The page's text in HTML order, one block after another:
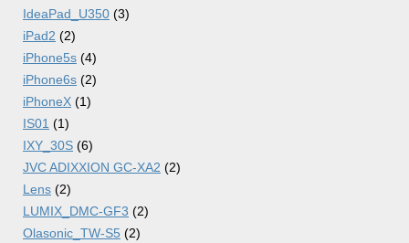
IdeaPad_U350 (3)
iPad2 (2)
iPhone5s (4)
iPhone6s (2)
iPhoneX (1)
IS01 (1)
IXY_30S (6)
JVC ADIXXION GC-XA2 (2)
Lens (2)
LUMIX_DMC-GF3 (2)
Olasonic_TW-S5 (2)